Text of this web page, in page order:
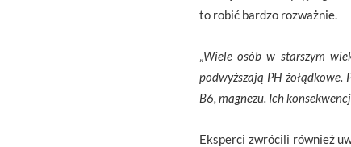
to robić bardzo rozważnie.
„Wiele osób w starszym
podwyższają PH
B6, magnezu. Ich
Eksperci zwrócili również